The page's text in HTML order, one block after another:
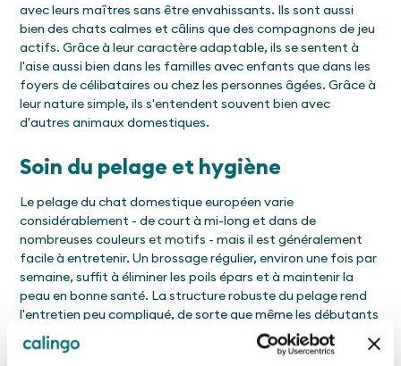
avec leurs maîtres sans être envahissants. Ils sont aussi
bien des chats calmes et câlins que des compagnons de jeu
actifs. Grâce à leur caractère adaptable, ils se sentent à
l'aise aussi bien dans les familles avec enfants que dans les
foyers de célibataires ou chez les personnes âgées. Grâce à
leur nature simple, ils s'entendent souvent bien avec
d'autres animaux domestiques.
Soin du pelage et hygiène
Le pelage du chat domestique européen varie
considérablement - de court à mi-long et dans de
nombreuses couleurs et motifs - mais il est généralement
facile à entretenir. Un brossage régulier, environ une fois par
semaine, suffit à éliminer les poils épars et à maintenir la
peau en bonne santé. La structure robuste du pelage rend
l'entretien peu compliqué, de sorte que même les débutants
ne rencontrent aucune difficulté. L'entretien des griffes et
des oreilles doit être effectué régulièrement afin de prévenir